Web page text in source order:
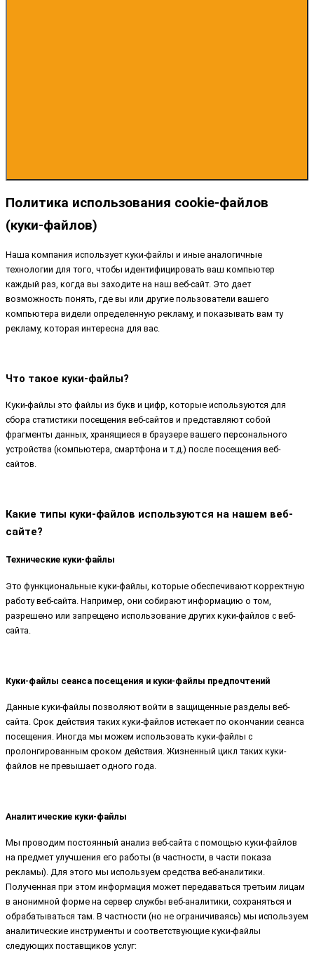
Политика использования cookie-файлов
(куки-файлов)
Наша компания использует куки-файлы и иные аналогичные
технологии для того, чтобы идентифицировать ваш компьютер
каждый раз, когда вы заходите на наш веб-сайт. Это дает
возможность понять, где вы или другие пользователи вашего
компьютера видели определенную рекламу, и показывать вам ту
рекламу, которая интересна для вас.
Что такое куки-файлы?
Куки-файлы это файлы из букв и цифр, которые используются для
сбора статистики посещения веб-сайтов и представляют собой
фрагменты данных, хранящиеся в браузере вашего персонального
устройства (компьютера, смартфона и т.д.) после посещения веб-
сайтов.
Какие типы куки-файлов используются на нашем веб-
сайте?
Технические куки-файлы
Это функциональные куки-файлы, которые обеспечивают корректную
работу веб-сайта. Например, они собирают информацию о том,
разрешено или запрещено использование других куки-файлов с веб-
сайта.
Куки-файлы сеанса посещения и куки-файлы предпочтений
Данные куки-файлы позволяют войти в защищенные разделы веб-
сайта. Срок действия таких куки-файлов истекает по окончании сеанса
посещения. Иногда мы можем использовать куки-файлы с
пролонгированным сроком действия. Жизненный цикл таких куки-
файлов не превышает одного года.
Аналитические куки-файлы
Мы проводим постоянный анализ веб-сайта с помощью куки-файлов
на предмет улучшения его работы (в частности, в части показа
рекламы). Для этого мы используем средства веб-аналитики.
Полученная при этом информация может передаваться третьим лицам
в анонимной форме на сервер службы веб-аналитики, сохраняться и
обрабатываться там. В частности (но не ограничиваясь) мы используем
аналитические инструменты и соответствующие куки-файлы
следующих поставщиков услуг: